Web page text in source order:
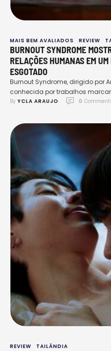
MAIS BEM AVALIADOS REVIEW
BURNOUT SYNDROME
RELAÇÕES HUMANAS EM
ESGOTADO
Burnout Syndrome, dirigido por
conhecida por trabalhos
retorno de Off Jumpol e Gun
ambos fizeram nos últimos
extremamente positiva entre os
By YCLA ARAUJO 0
REVIEW TAILÂNDIA